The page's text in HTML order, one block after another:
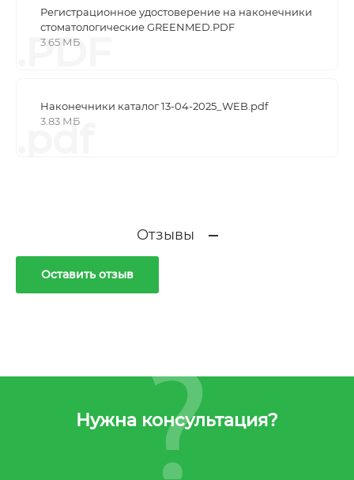
Регистрационное удостоверение на наконечники
стоматологические GREENMED.PDF
3.65 МБ
.PDF
Наконечники каталог 13-04-2025_WEB.pdf
3.83 МБ
.pdf
Отзывы
Оставить отзыв
Нужна консультация?